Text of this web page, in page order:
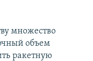
множество
объем
ракетную